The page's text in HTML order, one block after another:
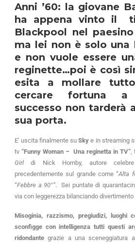
Anni ’60: la giovane
ha appena vinto il
Blackpool nel
ma lei non è solo una
e non vuole essere
reginette…poi è così
esita a mollare
cercare fortuna
successo non tarderà
sua porta.
E’ uscita finalmente suSky e in streaming
tv “Funny Woman – Una reginetta in TV”
Girl di Nick Hornby, autore
precedentemente sul grande come “Alta
“Febbre a 90°”. Sei puntate di
via con leggerezza bilanciando
Misoginia, razzismo, pregiudizi, luoghi
sconfigge con intelligenza tutti questi
ridondante grazie a una sceneggiatura